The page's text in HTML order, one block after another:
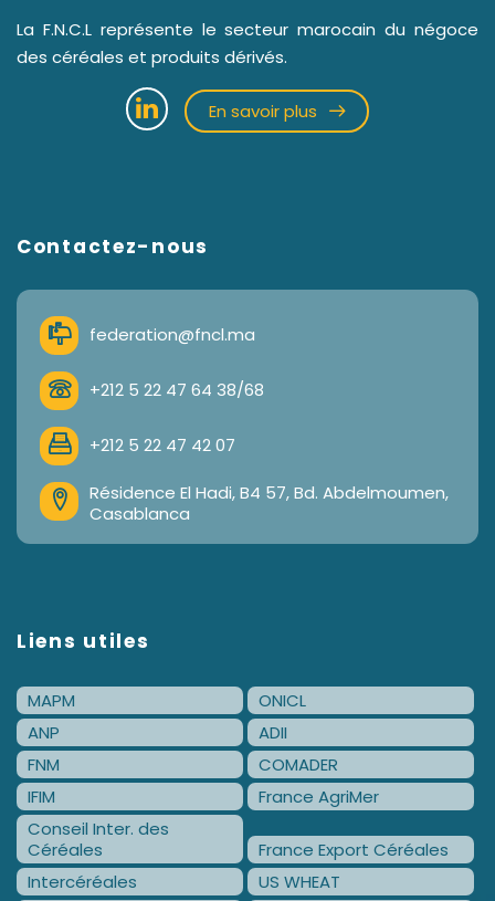
La F.N.C.L représente le secteur marocain du négoce
des céréales et produits dérivés.
En savoir plus
Contactez-nous
federation@fncl.ma
+212 5 22 47 64 38/68
+212 5 22 47 42 07
Résidence El Hadi, B4 57, Bd. Abdelmoumen,
Casablanca
Liens utiles
MAPM
ONICL
ANP
ADII
FNM
COMADER
IFIM
France AgriMer
Conseil Inter. des
Céréales
France Export Céréales
Intercéréales
US WHEAT